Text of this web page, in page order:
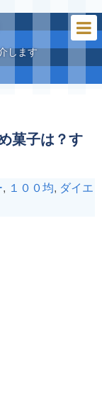
します
菓子は？す
, １００均, ダイエ